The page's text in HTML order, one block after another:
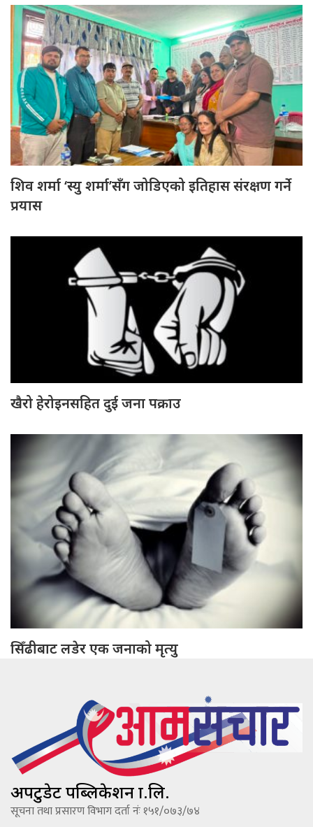
शिव शर्मा ‘स्यु शर्मा’सँग जोडिएको इतिहास संरक्षण गर्ने
प्रयास
खैरो हेरोइनसहित दुई जना पक्राउ
सिँढीबाट लडेर एक जनाको मृत्यु
अपटुडेट पब्लिकेशन प्रा.लि.
सूचना तथा प्रसारण विभाग दर्ता नंः १५१/०७३/७४